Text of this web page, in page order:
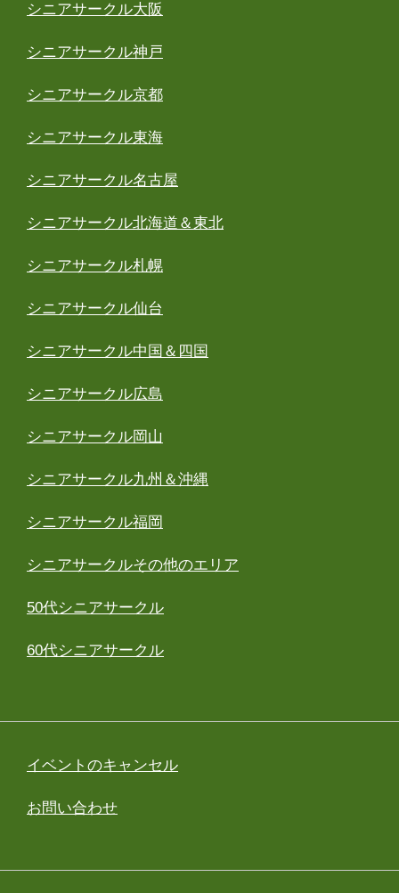
シニアサークル大阪
シニアサークル神戸
シニアサークル京都
シニアサークル東海
シニアサークル名古屋
シニアサークル北海道＆東北
シニアサークル札幌
シニアサークル仙台
シニアサークル中国＆四国
シニアサークル広島
シニアサークル岡山
シニアサークル九州＆沖縄
シニアサークル福岡
シニアサークルその他のエリア
50代シニアサークル
60代シニアサークル
イベントのキャンセル
お問い合わせ